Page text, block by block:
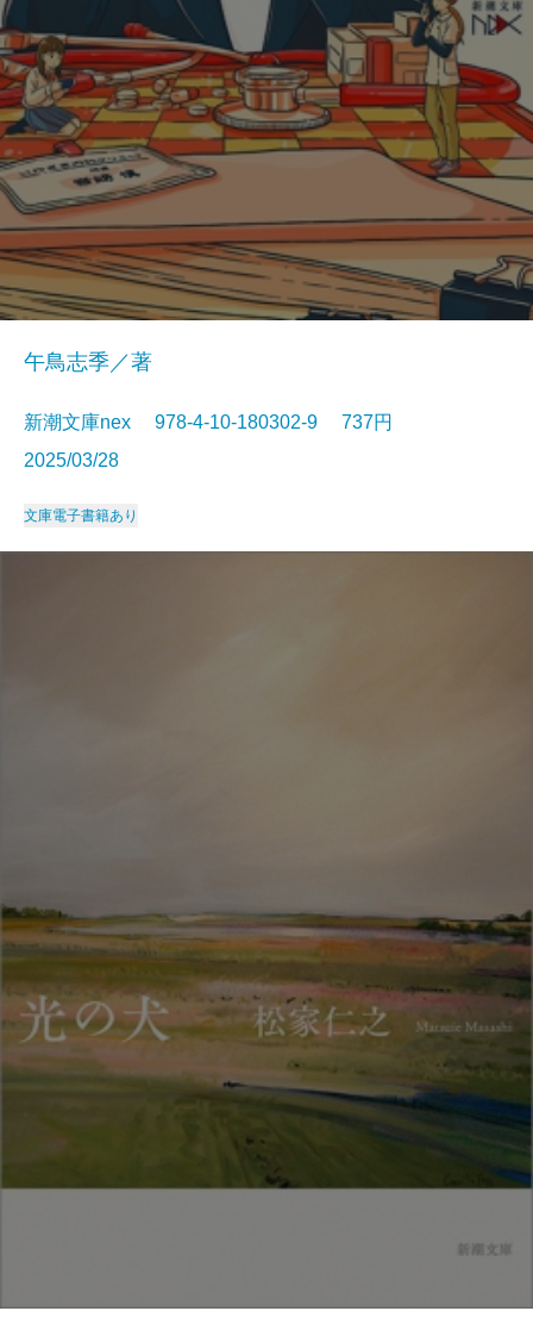
午鳥志季／著
新潮文庫nex 978-4-10-180302-9 737円
2025/03/28
文庫電子書籍あり